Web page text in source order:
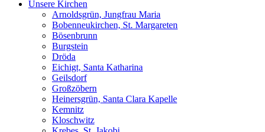
Unsere Kirchen
Arnoldsgrün, Jungfrau Maria
Bobenneukirchen, St. Margareten
Bösenbrunn
Burgstein
Dröda
Eichigt, Santa Katharina
Geilsdorf
Großzöbern
Heinersgrün, Santa Clara Kapelle
Kemnitz
Kloschwitz